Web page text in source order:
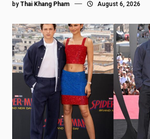
by Thai Khang Pham August 6, 2026